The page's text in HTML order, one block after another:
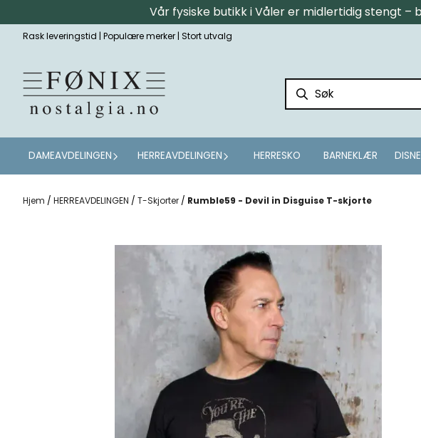
Vår fysiske butikk i Våler er midlertidig stengt
Rask leveringstid | Populære merker | Stort utvalg
DAMEAVDELINGEN HERREAVDELINGEN HERRESKO BARNEKLÆR
Hjem / HERREAVDELINGEN / T-Skjorter / Rumble59 - Devil in Disguise T-skjorte